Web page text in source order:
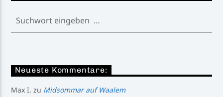
Neueste Kommentare:
Max I. zu Midsommar auf Waalem